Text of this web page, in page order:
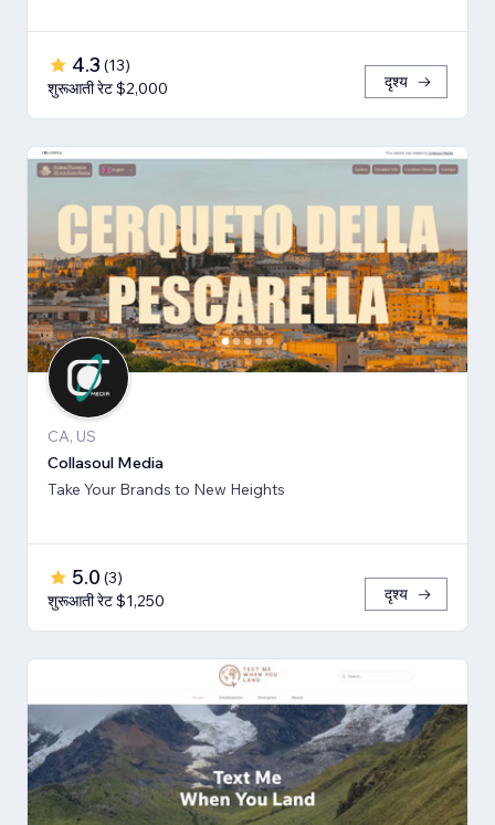
4.3 (13)
शुरूआती रेट $2,000
दृश्य
CA, US
Collasoul Media
Take Your Brands to New Heights
5.0 (3)
शुरूआती रेट $1,250
दृश्य